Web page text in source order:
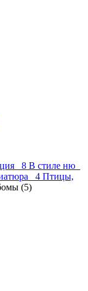
8 В стиле ню
4 Птицы,
(5)